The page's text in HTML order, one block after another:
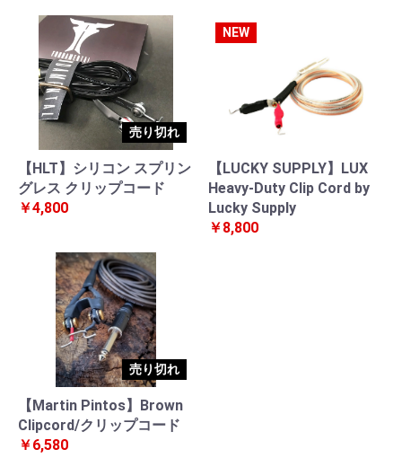
売り切れ
【HLT】シリコン スプリン
グレス クリップコード
￥4,800
NEW
【LUCKY SUPPLY】LUX
Heavy-Duty Clip Cord by
Lucky Supply
￥8,800
売り切れ
【Martin Pintos】Brown
Clipcord/クリップコード
￥6,580